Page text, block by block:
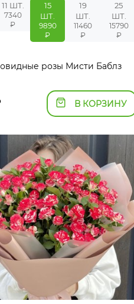
11 ШТ.
7340
₽
15
ШТ.
9890
₽
19
ШТ.
11460
₽
25
ШТ.
15790
₽
розы Мисти Баблз
В КОРЗИНУ